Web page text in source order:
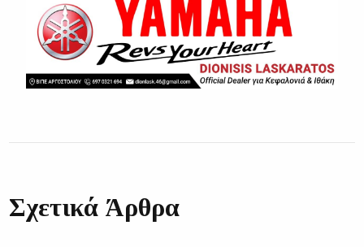
Σχετικά Άρθρα